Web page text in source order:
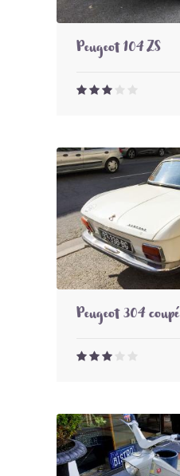
Peugeot 104 ZS
Peugeot 304 coupé